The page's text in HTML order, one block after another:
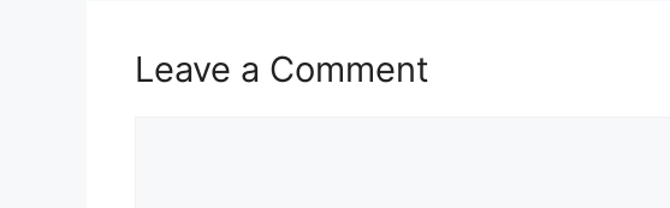
Leave a Comment